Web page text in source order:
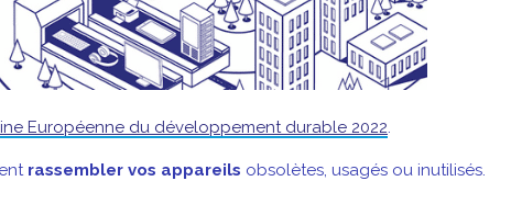
Européenne du développement durable 2022.
rassembler vos appareils obsolètes, usagés ou inutilisés.